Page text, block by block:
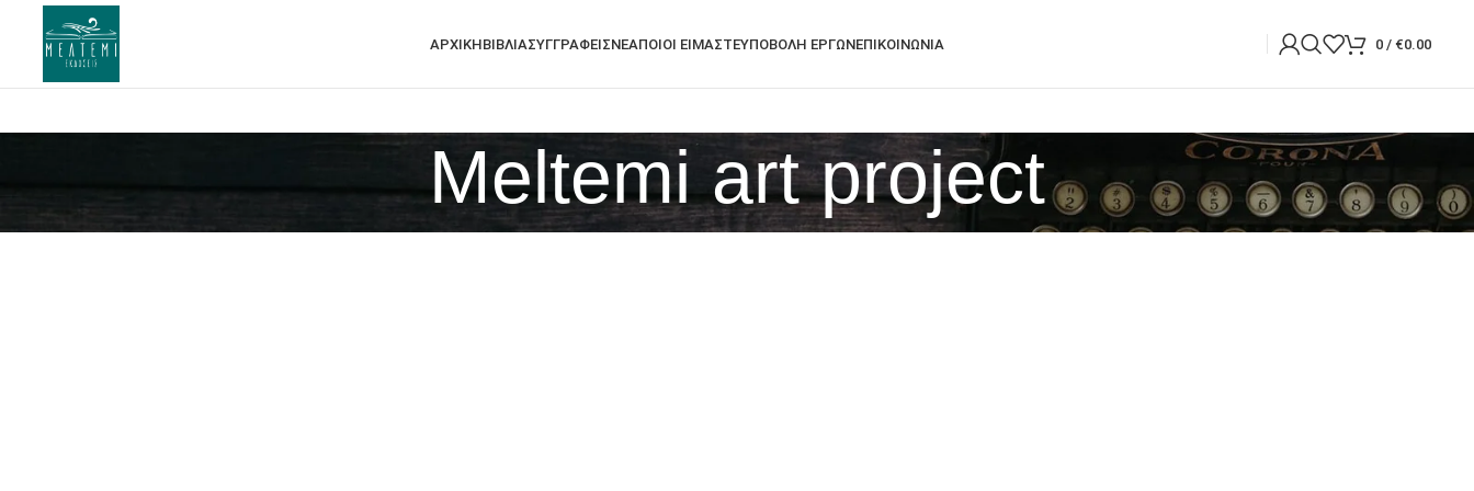
ΑΡΧΙΚΗΒΙΒΛΙΑΣΥΓΓΡΑΦΕΙΣΝΕΑΠΟΙΟΙ ΕΙΜΑΣΤΕΥΠΟΒΟΛΗ ΕΡΓΩΝΕΠΙΚΟΙΝΩΝΙΑ 0 / €0.00
Meltemi art project